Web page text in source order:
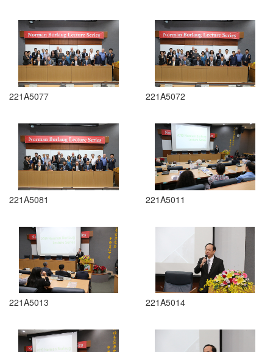
221A5077 221A5072
221A5081 221A5011
221A5013 221A5014